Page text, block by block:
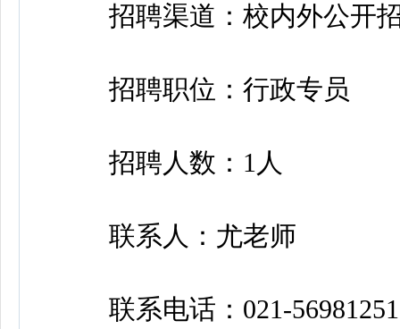
招聘渠道：校内外公开
招聘职位：行政专员
招聘人数：1人
联系人：尤老师
联系电话：021-56981251